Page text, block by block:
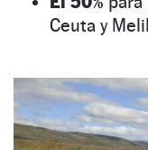
Ceuta y